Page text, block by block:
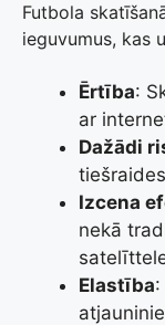
Futbola
ieguvumus, kas
Ērtība:
ar
Dažādi
Izcena
nekā
Elastība